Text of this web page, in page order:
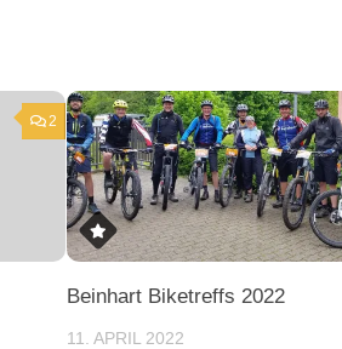
2
Beinhart Biketreffs 2022
11. APRIL 2022